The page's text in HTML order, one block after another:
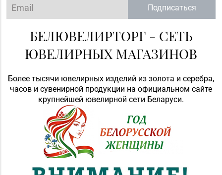
Подписаться
БЕЛЮВЕЛИРТОРГ - СЕТЬ
ЮВЕЛИРНЫХ МАГАЗИНОВ
Более тысячи ювелирных изделий из золота и серебра,
часов и сувенирной продукции на официальном сайте
крупнейшей ювелирной сети Беларуси.